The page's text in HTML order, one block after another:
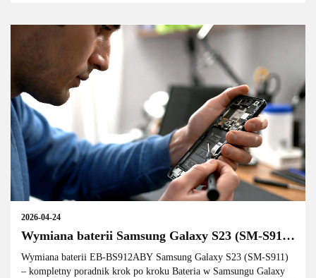
Wymiana baterii Samsung Galaxy S23 (SM-S911)
– kompletny poradnik krok po kroku 2026
2026-04-24
Wymiana baterii EB-BS912ABY Samsung Galaxy S23 (SM-S911)
– kompletny poradnik krok po kroku Bateria w Samsungu Galaxy